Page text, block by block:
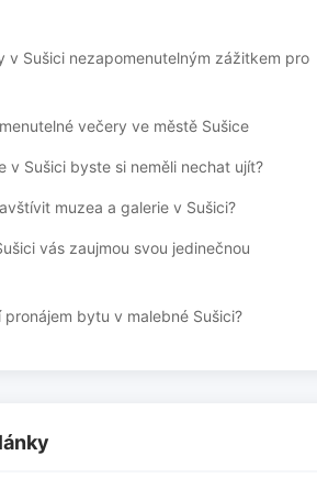
v Sušici nezapomenutelným zážitkem pro
večery ve městě Sušice
v Sušici byste si neměli nechat ujít?
muzea a galerie v Sušici?
vás zaujmou svou jedinečnou
bytu v malebné Sušici?